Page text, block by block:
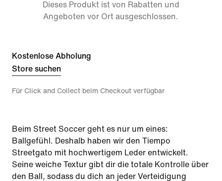
Dieses Produkt ist von Rabatten und
Angeboten vor Ort ausgeschlossen.
Kostenlose Abholung
Store suchen
Für Click and Collect beim Checkout verfügbar
Beim Street Soccer geht es nur um eines:
Ballgefühl. Deshalb haben wir den Tiempo
Streetgato mit hochwertigem Leder entwickelt.
Seine weiche Textur gibt dir die totale Kontrolle über
den Ball, sodass du dich an jeder Verteidigung